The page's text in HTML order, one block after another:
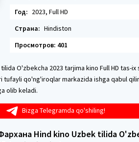
Год: 2023, Full HD
Страна: Hindiston
Просмотров: 401
O'zbekcha 2023 tarjima kino Full HD tas-ix
tufayli qo'ng'iroqlar markazida ishga qabul
olib keladi.
Bizga Telegramda qo'shiling!
Hind kino Uzbek tilida